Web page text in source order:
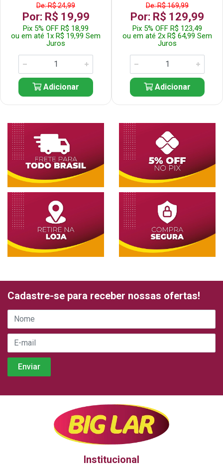
De: R$ 24,99
Por: R$ 19,99
Pix 5% OFF R$ 18,99
ou em até 1x R$ 19,99 Sem
Juros
Adicionar
De: R$ 169,99
Por: R$ 129,99
Pix 5% OFF R$ 123,49
ou em até 2x R$ 64,99 Sem
Juros
Adicionar
Cadastre-se para receber nossas ofertas!
Institucional